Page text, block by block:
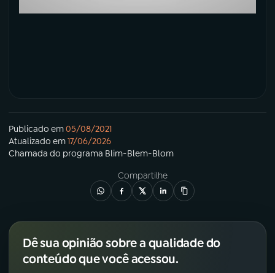
Publicado em05/08/2021
Atualizado em17/06/2026
Chamada do programa Blim-Blem-Blom
Compartilhe
Dê sua opinião sobre a qualidade do
conteúdo que você acessou.